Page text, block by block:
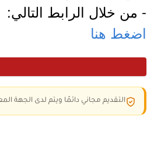
- من خلال الرابط التالي:
اضغط هنا
التقديم مجاني دائمًا ويتم لدى الجهة